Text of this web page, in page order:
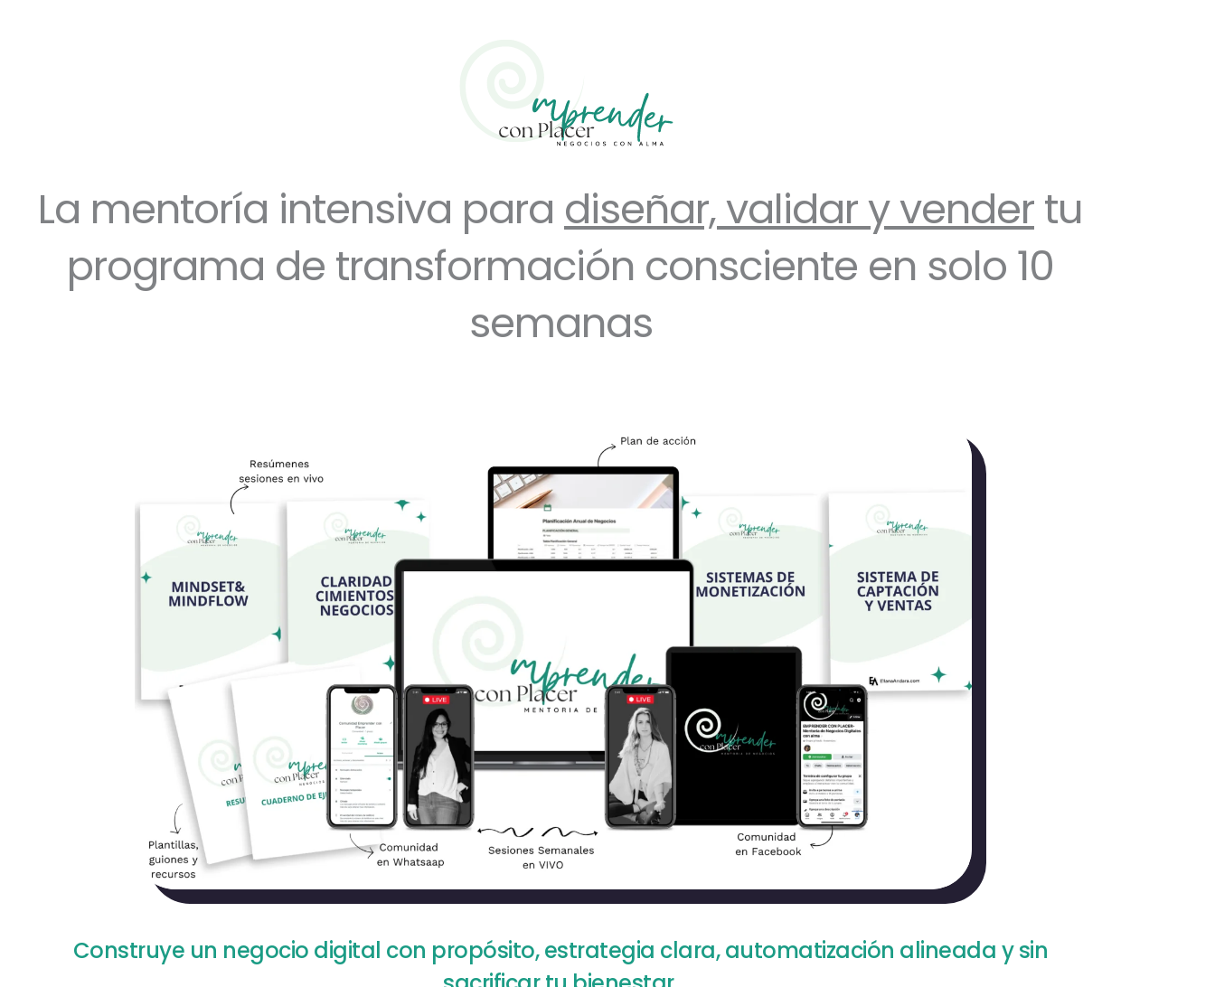
La mentoría intensiva para diseñar, validar y vendertu
programa de transformación consciente en solo 10
semanas
Construye un negocio digital con propósito, estrategia clara, automatización alineada y sin